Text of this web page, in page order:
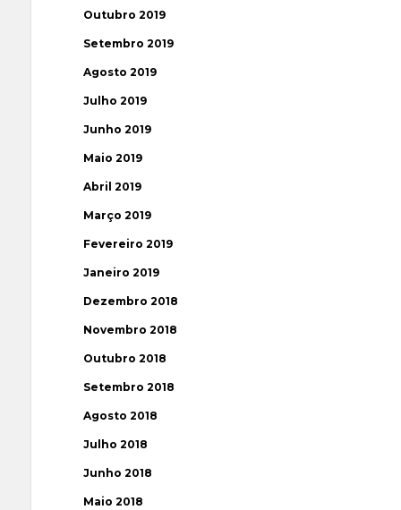
Outubro 2019
Setembro 2019
Agosto 2019
Julho 2019
Junho 2019
Maio 2019
Abril 2019
Março 2019
Fevereiro 2019
Janeiro 2019
Dezembro 2018
Novembro 2018
Outubro 2018
Setembro 2018
Agosto 2018
Julho 2018
Junho 2018
Maio 2018